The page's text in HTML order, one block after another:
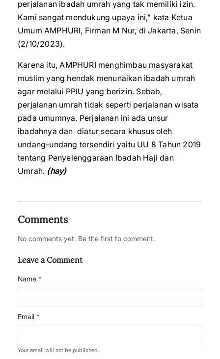
perjalanan ibadah umrah yang tak memiliki izin.
Kami sangat mendukung upaya ini,” kata Ketua
Umum AMPHURI, Firman M Nur, di Jakarta, Senin
(2/10/2023).
Karena itu, AMPHURI menghimbau masyarakat
muslim yang hendak menunaikan ibadah umrah
agar melalui PPIU yang berizin. Sebab,
perjalanan umrah tidak seperti perjalanan wisata
pada umumnya. Perjalanan ini ada unsur
ibadahnya dan diatur secara khusus oleh
undang-undang tersendiri yaitu UU 8 Tahun 2019
tentang Penyelenggaraan Ibadah Haji dan
Umrah. (hay)
Comments
No comments yet. Be the first to comment.
Leave a Comment
Name *
Email *
Your email will not be published.